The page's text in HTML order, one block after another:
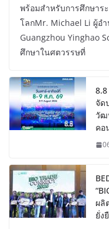
พร้อมสำหรับการศึกษาร
โลกMr. Michael Li ผู้อ
Guangzhou Yinghao
ศึกษาในศตวรรษที่
จัด
วัฒ
คอ
ผลิ
ยั่ง